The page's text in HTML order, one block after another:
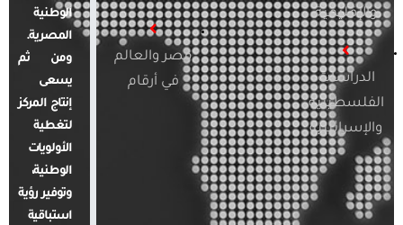
والإقليمية
الدراسات
الفلسطينية
والإسرائيلية
مصر والعالم
في أرقام
الوطنية
المصرية.
ومن ثم
يسعى
إنتاج المركز
لتغطية
الأولويات
الوطنية،
وتوفير رؤية
استباقية